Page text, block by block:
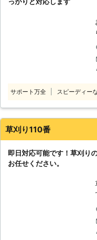
サポート万全 スピーディー
草刈り110番
即日対応可能です！草刈り
お任せください。